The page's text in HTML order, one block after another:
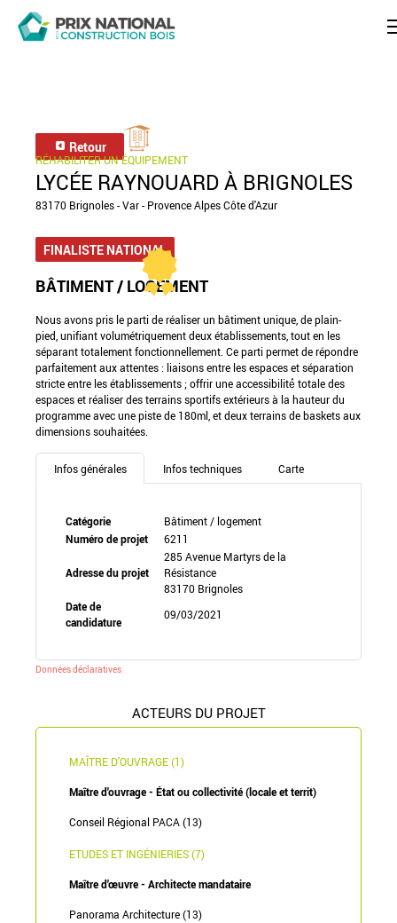
Retour
RÉHABILITER UN ÉQUIPEMENT
LYCÉE RAYNOUARD À BRIGNOLES
83170 Brignoles - Var - Provence Alpes Côte d'Azur
FINALISTE NATIONAL
BÂTIMENT / LOGEMENT
Nous avons pris le parti de réaliser un bâtiment unique, de plain-
pied, unifiant volumétriquement deux établissements, tout en les
séparant totalement fonctionnellement. Ce parti permet de répondre
parfaitement aux attentes : liaisons entre les espaces et séparation
stricte entre les établissements ; offrir une accessibilité́ totale des
espaces et réaliser des terrains sportifs extérieurs à la hauteur du
programme avec une piste de 180ml, et deux terrains de baskets aux
dimensions souhaitées.
Infos générales Infos techniques Carte
Catégorie
Bâtiment / logement
Numéro de projet
6211
Adresse du projet
285 Avenue Martyrs de la
Résistance
83170 Brignoles
Date de
candidature
09/03/2021
Données déclaratives
ACTEURS DU PROJET
MAÎTRE D'OUVRAGE (1)
Maître d'ouvrage - État ou collectivité (locale et territ)
Conseil Régional PACA (13)
ETUDES ET INGÉNIERIES (7)
Maître d'œuvre - Architecte mandataire
Panorama Architecture (13)